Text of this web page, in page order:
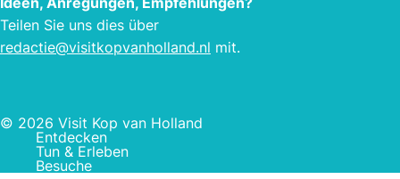
Teilen Sie uns dies über
redactie@visitkopvanholland.nl mit.
© 2026 Visit Kop van Holland
Entdecken
Tun & Erleben
Besuche